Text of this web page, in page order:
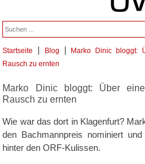
Sie sind hier
Startseite | Blog |
Marko Dinic bloggt:
Rausch zu ernten
Marko Dinic bloggt: Über
Rausch zu ernten
Wie war das dort in Klagenfurt?
den Bachmannpreis nominiert
hinter den ORF-Kulissen.